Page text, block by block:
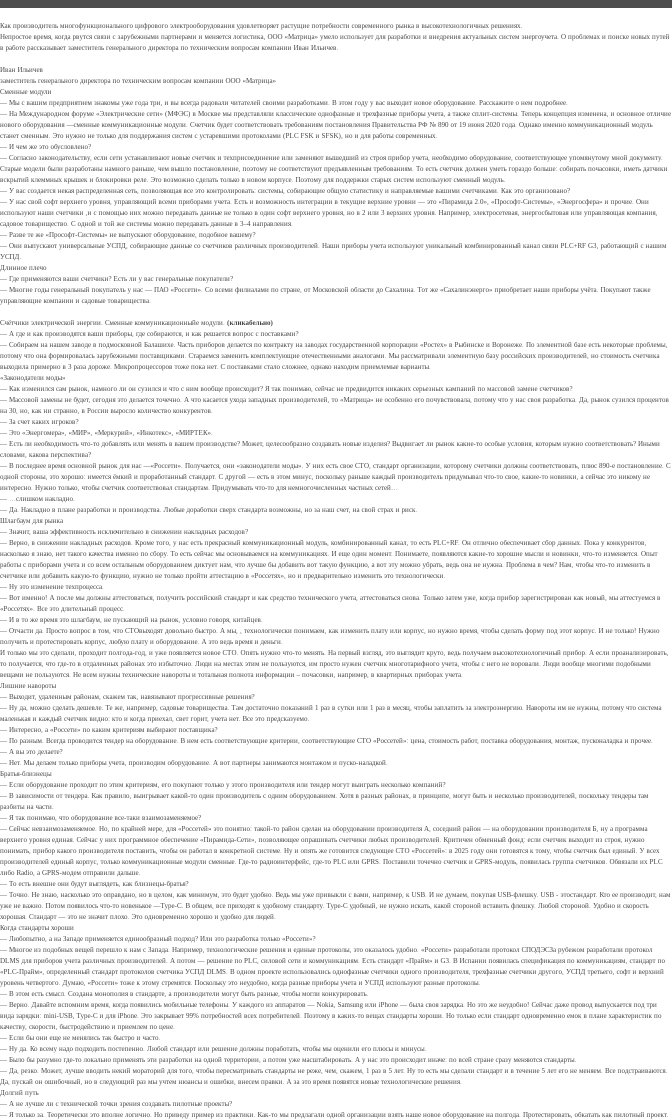
Как производитель многофункционального цифрового электрооборудования удовлетворяет растущие потребности современного рынка в высокотехнологичных решениях.
Непростое время, когда рвутся связи с зарубежными партнерами и меняется логистика, ООО «Матрица» умело использует для разработки и внедрения актуальных систем энергоучета. О проблемах и поиске новых путей
в работе рассказывает заместитель генерального директора по техническим вопросам компании Иван Ильичев.
Иван Ильичев
заместитель генерального директора по техническим вопросам компании ООО «Матрица»
Сменные модули
— Мы с вашим предприятием знакомы уже года три, и вы всегда радовали читателей своими разработками. В этом году у вас выходит новое оборудование. Расскажите о нем подробнее.
— На Международном форуме «Электрические сети» (МФЭС) в Москве мы представляли классические однофазные и трехфазные приборы учета, а также сплит-системы. Теперь концепция изменена, и основное отличие
нового оборудования —сменные коммуникационные модули. Счетчик будет соответствовать требованиям постановления Правительства РФ № 890 от 19 июня 2020 года. Однако именно коммуникационный модуль
станет сменным. Это нужно не только для поддержания систем с устаревшими протоколами (PLC FSK и SFSK), но и для работы современных.
— И чем же это обусловлено?
— Согласно законодательству, если сети устанавливают новые счетчик и техприсоединение или заменяют вышедший из строя прибор учета, необходимо оборудование, соответствующее упомянутому мной документу.
Старые модели были разработаны намного раньше, чем вышло постановление, поэтому не соответствуют предъявленным требованиям. То есть счетчик должен уметь гораздо больше: собирать почасовки, иметь датчики
вскрытий клеммных крышек и блокировки реле. Это возможно сделать только в новом корпусе. Поэтому для поддержки старых систем используют сменный модуль.
— У вас создается некая распределенная сеть, позволяющая все это контролировать: системы, собирающие общую статистику и направляемые вашими счетчиками. Как это организовано?
— У нас свой софт верхнего уровня, управляющий всеми приборами учета. Есть и возможность интеграции в текущие верхние уровни — это «Пирамида 2.0», «Прософт-Системы», «Энергосфера» и прочие. Они
используют наши счетчики ,и с помощью них можно передавать данные не только в один софт верхнего уровня, но в 2 или 3 верхних уровня. Например, электросетевая, энергосбытовая или управляющая компания,
садовое товарищество. С одной и той же системы можно передавать данные в 3–4 направления.
— Разве те же «Прософт-Системы» не выпускают оборудование, подобное вашему?
— Они выпускают универсальные УСПД, собирающие данные со счетчиков различных производителей. Наши приборы учета используют уникальный комбинированный канал связи PLC+RF G3, работающий с нашим
УСПД.
Длинное плечо
— Где применяются ваши счетчики? Есть ли у вас генеральные покупатели?
— Многие годы генеральный покупатель у нас — ПАО «Россети». Со всеми филиалами по стране, от Московской области до Сахалина. Тот же «Сахалинэнерго» приобретает наши приборы учёта. Покупают также
управляющие компании и садовые товарищества.
Cчётчики электрической энергии. Сменные коммуникационныйе модули. (кликабельно)
— А где и как производятся ваши приборы, где собираются, и как решается вопрос с поставками?
— Собираем на нашем заводе в подмосковной Балашихе. Часть приборов делается по контракту на заводах государственной корпорации «Ростех» в Рыбинске и Воронеже. По элементной базе есть некоторые проблемы,
потому что она формировалась зарубежными поставщиками. Стараемся заменить комплектующие отечественными аналогами. Мы рассматривали элементную базу российских производителей, но стоимость счетчика
выходила примерно в 3 раза дороже. Микропроцессоров тоже пока нет. С поставками стало сложнее, однако находим приемлемые варианты.
«Законодатели моды»
— Как изменился сам рынок, намного ли он сузился и что с ним вообще происходит? Я так понимаю, сейчас не предвидится никаких серьезных кампаний по массовой замене счетчиков?
— Массовой замены не будет, сегодня это делается точечно. А что касается ухода западных производителей, то «Матрица» не особенно его почувствовала, потому что у нас своя разработка. Да, рынок сузился процентов
на 30, но, как ни странно, в России выросло количество конкурентов.
— За счет каких игроков?
— Это «Энергомера», «МИР», «Меркурий», «Инкотекс», «МИРТЕК».
— Есть ли необходимость что-то добавлять или менять в вашем производстве? Может, целесообразно создавать новые изделия? Выдвигает ли рынок какие-то особые условия, которым нужно соответствовать? Иными
словами, какова перспектива?
— В последнее время основной рынок для нас —«Россети». Получается, они «законодатели моды». У них есть свое СТО, стандарт организации, которому счетчики должны соответствовать, плюс 890-е постановление. С
одной стороны, это хорошо: имеется ёмкий и проработанный стандарт. С другой — есть в этом минус, поскольку раньше каждый производитель придумывал что-то свое, какие-то новинки, а сейчас это никому не
интересно. Нужно только, чтобы счетчик соответствовал стандартам. Придумывать что-то для немногочисленных частных сетей…
— …слишком накладно.
— Да. Накладно в плане разработки и производства. Любые доработки сверх стандарта возможны, но за наш счет, на свой страх и риск.
Шлагбаум для рынка
— Значит, ваша эффективность исключительно в снижении накладных расходов?
— Верно, в снижении накладных расходов. Кроме того, у нас есть прекрасный коммуникационный модуль, комбинированный канал, то есть PLC+RF. Он отлично обеспечивает сбор данных. Пока у конкурентов,
насколько я знаю, нет такого качества именно по сбору. То есть сейчас мы основываемся на коммуникациях. И еще один момент. Понимаете, появляются какие-то хорошие мысли и новинки, что-то изменяется. Опыт
работы с приборами учета и со всем остальным оборудованием диктует нам, что лучше бы добавить вот такую функцию, а вот эту можно убрать, ведь она не нужна. Проблема в чем? Нам, чтобы что-то изменить в
счетчике или добавить какую-то функцию, нужно не только пройти аттестацию в «Россетях», но и предварительно изменить это технологически.
— Ну это изменение техпроцесса.
— Вот именно! А после мы должны аттестоваться, получить российский стандарт и как средство технического учета, аттестоваться снова. Только затем уже, когда прибор зарегистрирован как новый, мы аттестуемся в
«Россетях». Все это длительный процесс.
— И в то же время это шлагбаум, не пускающий на рынок, условно говоря, китайцев.
— Отчасти да. Просто вопрос в том, что СТОвыходят довольно быстро. А мы, , технологически понимаем, как изменить плату или корпус, но нужно время, чтобы сделать форму под этот корпус. И не только! Нужно
получить и протестировать корпус, любую плату и оборудование. А это ведь время и деньги.
И только мы это сделали, проходит полгода-год, и уже появляется новое СТО. Опять нужно что-то менять. На первый взгляд, это выглядит круто, ведь получаем высокотехнологичный прибор. А если проанализировать,
то получается, что где-то в отдаленных районах это избыточно. Люди на местах этим не пользуются, им просто нужен счетчик многотарифного учета, чтобы с него не воровали. Люди вообще многими подобными
вещами не пользуются. Не всем нужны технические навороты и тотальная полнота информации – почасовки, например, в квартирных приборах учета.
Лишние навороты
— Выходит, удаленным районам, скажем так, навязывают прогрессивные решения?
— Ну да, можно сделать дешевле. Те же, например, садовые товарищества. Там достаточно показаний 1 раз в сутки или 1 раз в месяц, чтобы заплатить за электроэнергию. Навороты им не нужны, потому что система
маленькая и каждый счетчик видно: кто и когда приехал, свет горит, учета нет. Все это предсказуемо.
— Интересно, а «Россети» по каким критериям выбирают поставщика?
— По разным. Всегда проводится тендер на оборудование. В нем есть соответствующие критерии, соответствующие СТО «Россетей»: цена, стоимость работ, поставка оборудования, монтаж, пусконаладка и прочее.
— А вы это делаете?
— Нет. Мы делаем только приборы учета, производим оборудование. А вот партнеры занимаются монтажом и пуско-наладкой.
Братья-близнецы
— Если оборудование проходит по этим критериям, его покупают только у этого производителя или тендер могут выиграть несколько компаний?
— В зависимости от тендера. Как правило, выигрывает какой-то один производитель с одним оборудованием. Хотя в разных районах, в принципе, могут быть и несколько производителей, поскольку тендеры там
разбиты на части.
— Я так понимаю, что оборудование все-таки взаимозаменяемое?
— Сейчас невзаимозаменяемое. Но, по крайней мере, для «Россетей» это понятно: такой-то район сделан на оборудовании производителя А, соседний район — на оборудовании производителя Б, ну а программа
верхнего уровня единая. Сейчас у них программное обеспечение «Пирамида-Сети», позволяющее опрашивать счетчики любых производителей. Критичен обменный фонд: если счетчик выходит из строя, нужно
понимать, прибор какого производителя поставить, чтобы он работал в конкретной системе. Ну и опять же готовится следующее СТО «Россетей»: в 2025 году они готовятся к тому, чтобы счетчик был единый. У всех
производителей единый корпус, только коммуникационные модули сменные. Где-то радиоинтерфейс, где-то PLC или GPRS. Поставили точечно счетчик и GPRS-модуль, появилась группа счетчиков. Обвязали их PLC
либо Radio, а GPRS-модем отправили дальше.
— То есть внешне они будут выглядеть, как близнецы-братья?
— Точно. Не знаю, насколько это оправдано, но в целом, как минимум, это будет удобно. Ведь мы уже привыкли с вами, например, к USB. И не думаем, покупая USB-флешку. USB - этостандарт. Кто ее производит, нам
уже не важно. Потом появилось что-то новенькое —Type-C. В общем, все приходят к удобному стандарту. Type-C удобный, не нужно искать, какой стороной вставить флешку. Любой стороной. Удобно и скорость
хорошая. Стандарт — это не значит плохо. Это одновременно хорошо и удобно для людей.
Когда стандарты хороши
— Любопытно, а на Западе применяется единообразный подход? Или это разработка только «Россети»?
— Многое из подобных вещей перешло к нам с Запада. Например, технологические решения и единые протоколы, это оказалось удобно. «Россети» разработали протокол СПОДЭСЗа рубежом разработали протокол
DLMS для приборов учета различных производителей. А потом — решение по PLC, силовой сети и коммуникациям. Есть стандарт «Прайм» и G3. В Испании появилась спецификация по коммуникациям, стандарт по
«PLC-Прайм», определенный стандарт протоколов счетчика УСПД DLMS. В одном проекте использовались однофазные счетчики одного производителя, трехфазные счетчики другого, УСПД третьего, софт и верхний
уровень четвертого. Думаю, «Россети» тоже к этому стремятся. Поскольку это неудобно, когда разные приборы учета и УСПД используют разные протоколы.
— В этом есть смысл. Создана монополия в стандарте, а производители могут быть разные, чтобы могли конкурировать.
— Верно. Давайте вспомним время, когда появились мобильные телефоны. У каждого из аппаратов — Nokia, Samsung или iPhone — была своя зарядка. Но это же неудобно! Сейчас даже провод выпускается под три
вида зарядки: mini-USB, Type-C и для iPhone. Это закрывает 99% потребностей всех потребителей. Поэтому в каких-то вещах стандарты хороши. Но только если стандарт одновременно емок в плане характеристик по
качеству, скорости, быстродействию и приемлем по цене.
— Если бы они еще не менялись так быстро и часто.
— Ну да. Ко всему надо подходить постепенно. Любой стандарт или решение должны поработать, чтобы мы оценили его плюсы и минусы.
— Было бы разумно где-то локально применять эти разработки на одной территории, а потом уже масштабировать. А у нас это происходит иначе: по всей стране сразу меняются стандарты.
— Да, резко. Может, лучше вводить некий мораторий для того, чтобы пересматривать стандарты не реже, чем, скажем, 1 раз в 5 лет. Ну то есть мы сделали стандарт и в течение 5 лет его не меняем. Все подстраиваются.
Да, пускай он ошибочный, но в следующий раз мы учтем нюансы и ошибки, внесем правки. А за это время появятся новые технологические решения.
Долгий путь
— А не лучше ли с технической точки зрения создавать пилотные проекты?
— Я только за. Теоретически это вполне логично. Но приведу пример из практики. Как-то мы предлагали одной организации взять наше новое оборудование на полгода. Протестировать, обкатать как пилотный проект.